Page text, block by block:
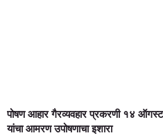
पोषण आहार गैरव्यवहार प्रकरणी १४
यांचा आमरण उपोषणाचा इशारा